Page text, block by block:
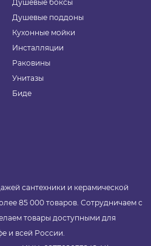
Душевые боксы
Душевые поддоны
Кухонные мойки
Инсталляции
Раковины
Унитазы
Биде
сантехники и керамической
85 000 товаров. Сотрудничаем с
товары доступными для
и всей России.